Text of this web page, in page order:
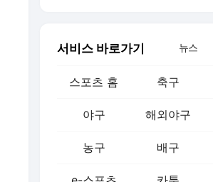
서비스 바로가기 뉴스
스포츠 홈 축구
야구 해외야구
농구 배구